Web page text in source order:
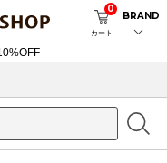
カート
0
BRAND
お知らせ